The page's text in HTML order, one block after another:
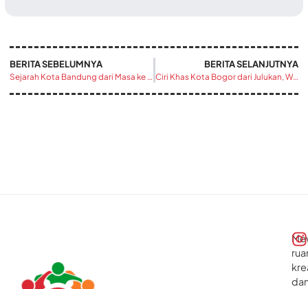
BERITA SEBELUMNYA
Sejarah Kota Bandung dari Masa ke Masa yang Menarik Dikulik
BERITA SELANJUTNYA
Ciri Khas Kota Bogor dari Julukan, Wisata, Hingga Kuliner Ikonik